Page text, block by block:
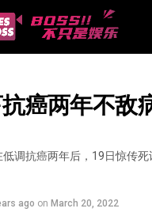
癌两年不敌
调抗癌两年后，19日惊传死
ago on March 20, 2022